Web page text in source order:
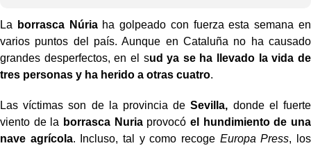
La borrasca Núriaha golpeado con fuerza esta semana en
varios puntos del país. Aunque en Cataluña no ha causado
grandes desperfectos, en el sud ya se ha llevado la vida de
tres personas y ha herido a otras cuatro.
Las víctimas son de la provincia deSevilla, donde el fuerte
viento de la borrasca Nuriaprovocó el hundimiento de una
nave agrícola. Incluso, tal y como recoge Europa Press, los